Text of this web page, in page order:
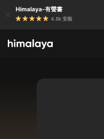
Himalaya-有聲書
4.8k 安裝